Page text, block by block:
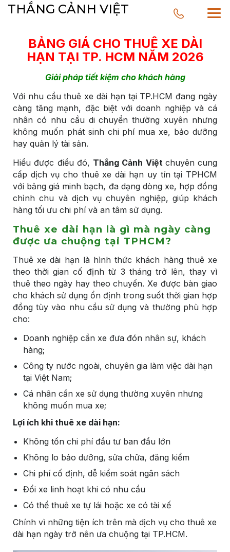
THẮNG CẢNH VIỆT
BẢNG GIÁ CHO THUÊ XE DÀI
HẠN TẠI TP. HCM NĂM 2026
Giải pháp tiết kiệm cho khách hàng
Với nhu cầu thuê xe dài hạn tại TP.HCM đang ngày
càng tăng mạnh, đặc biệt với doanh nghiệp và cá
nhân có nhu cầu di chuyển thường xuyên nhưng
không muốn phát sinh chi phí mua xe, bảo dưỡng
hay quản lý tài sản.
Hiểu được điều đó, Thắng Cảnh Việt chuyên cung
cấp dịch vụ cho thuê xe dài hạn uy tín tại TPHCM
với bảng giá minh bạch, đa dạng dòng xe, hợp đồng
chỉnh chu và dịch vụ chuyên nghiệp, giúp khách
hàng tối ưu chi phí và an tâm sử dụng.
Thuê xe dài hạn là gì mà ngày càng
được ưa chuộng tại TPHCM?
Thuê xe dài hạn là hình thức khách hàng thuê xe
theo thời gian cố định từ 3 tháng trở lên, thay vì
thuê theo ngày hay theo chuyến. Xe được bàn giao
cho khách sử dụng ổn định trong suốt thời gian hợp
đồng tùy vào nhu cầu sử dụng và thường phù hợp
cho:
Doanh nghiệp cần xe đưa đón nhân sự, khách
hàng;
Công ty nước ngoài, chuyên gia làm việc dài hạn
tại Việt Nam;
Cá nhân cần xe sử dụng thường xuyên nhưng
không muốn mua xe;
Lợi ích khi thuê xe dài hạn:
Không tốn chi phí đầu tư ban đầu lớn
Không lo bảo dưỡng, sửa chữa, đăng kiểm
Chi phí cố định, dễ kiểm soát ngân sách
Đổi xe linh hoạt khi có nhu cầu
Có thể thuê xe tự lái hoặc xe có tài xế
Chính vì những tiện ích trên mà dịch vụ cho thuê xe
dài hạn ngày trở nên ưa chuộng tại TP.HCM.